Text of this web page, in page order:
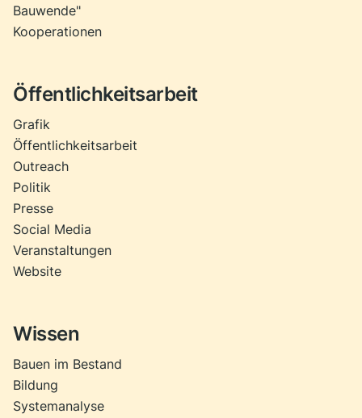
Bauwende"
Kooperationen
Öffentlichkeitsarbeit
Grafik
Öffentlichkeitsarbeit
Outreach
Politik
Presse
Social Media
Veranstaltungen
Website
Wissen
Bauen im Bestand
Bildung
Systemanalyse